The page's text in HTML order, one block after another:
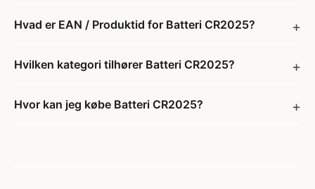
Hvad er EAN / Produktid for Batteri CR2025?
Hvilken kategori tilhører Batteri CR2025?
Hvor kan jeg købe Batteri CR2025?